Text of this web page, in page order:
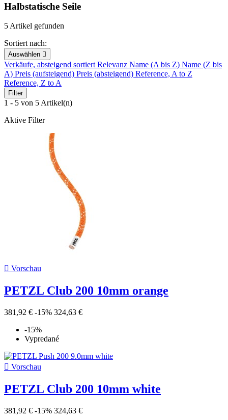
Halbstatische Seile
5 Artikel gefunden
Sortiert nach:
Auswählen 
Verkäufe, absteigend sortiertRelevanz Name (A bis Z) Name (Z bis
A) Preis (aufsteigend) Preis (absteigend) Reference, A to Z
Reference, Z to A
Filter
1 - 5 von 5 Artikel(n)
Aktive Filter
 Vorschau
PETZL Club 200 10mm orange
381,92 € -15% 324,63 €
-15%
Vypredané
 Vorschau
PETZL Club 200 10mm white
381,92 € -15% 324,63 €